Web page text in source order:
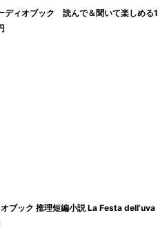
ィオブック 読んで＆聞いて楽しめる
ブック 推理短編小説 La Festa dell’uva